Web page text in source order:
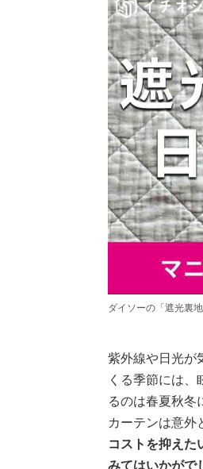
ダイソーの「遮光裏
紫外線や日光が
くる季節には
るのは春夏秋冬
カーテンは意外
コストを抑えた
みてはいかがで